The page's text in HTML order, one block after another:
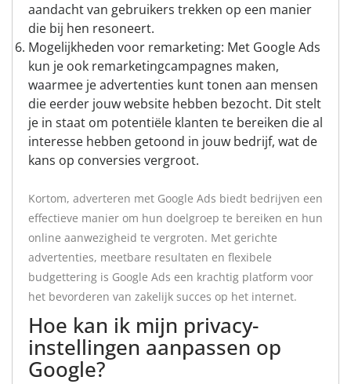
aandacht van gebruikers trekken op een manier
die bij hen resoneert.
Mogelijkheden voor remarketing: Met Google Ads
kun je ook remarketingcampagnes maken,
waarmee je advertenties kunt tonen aan mensen
die eerder jouw website hebben bezocht. Dit stelt
je in staat om potentiële klanten te bereiken die al
interesse hebben getoond in jouw bedrijf, wat de
kans op conversies vergroot.
Kortom, adverteren met Google Ads biedt bedrijven een
effectieve manier om hun doelgroep te bereiken en hun
online aanwezigheid te vergroten. Met gerichte
advertenties, meetbare resultaten en flexibele
budgettering is Google Ads een krachtig platform voor
het bevorderen van zakelijk succes op het internet.
Hoe kan ik mijn privacy-
instellingen aanpassen op
Google?